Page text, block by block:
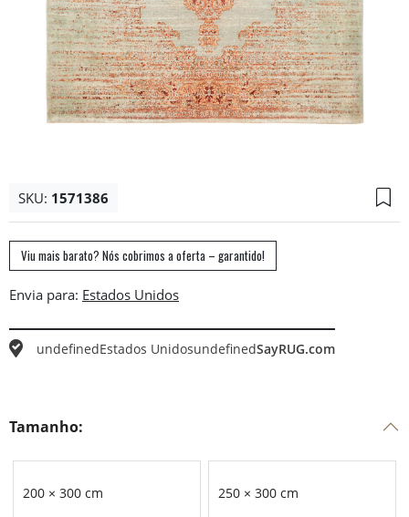
SKU: 1571386
Viu mais barato? Nós cobrimos a oferta – garantido!
Envia para:
undefinedEstados UnidosundefinedSayRUG.com
Tamanho:
200 × 300 cm 250 × 300 cm